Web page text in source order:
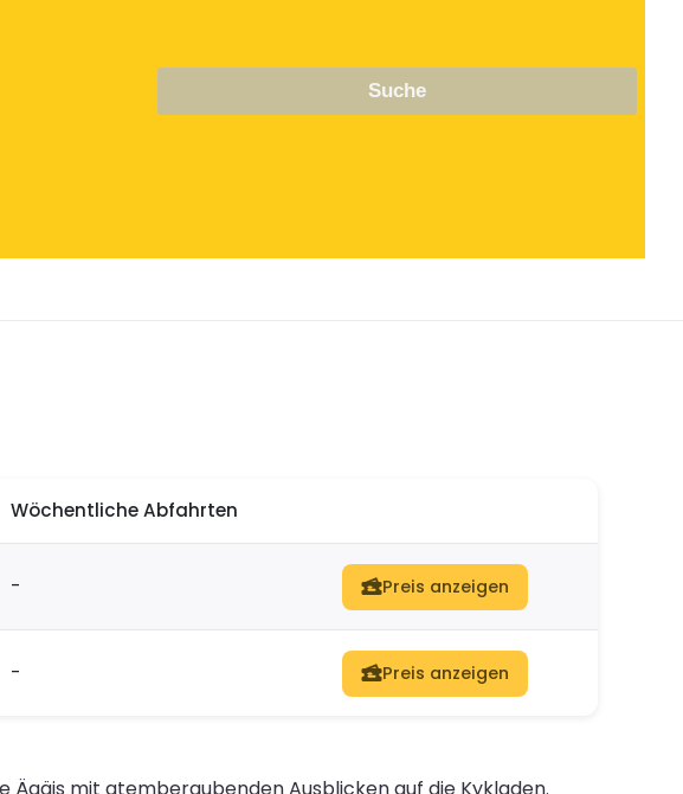
Suche
Wöchentliche Abfahrten
- Preis anzeigen
- Preis anzeigen